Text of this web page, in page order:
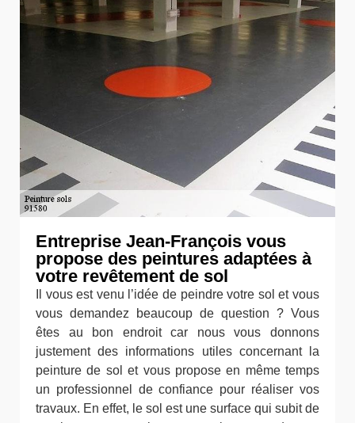
Entreprise Jean-François vous
propose des peintures adaptées à
votre revêtement de sol
Il vous est venu l’idée de peindre votre sol et vous
vous demandez beaucoup de question ? Vous
êtes au bon endroit car nous vous donnons
justement des informations utiles concernant la
peinture de sol et vous propose en même temps
un professionnel de confiance pour réaliser vos
travaux. En effet, le sol est une surface qui subit de